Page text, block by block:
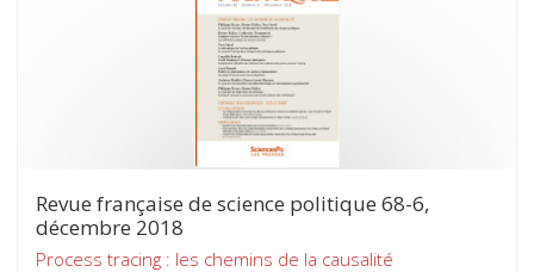
Revue française de science politique 68-6,
décembre 2018
Process tracing : les chemins de la causalité